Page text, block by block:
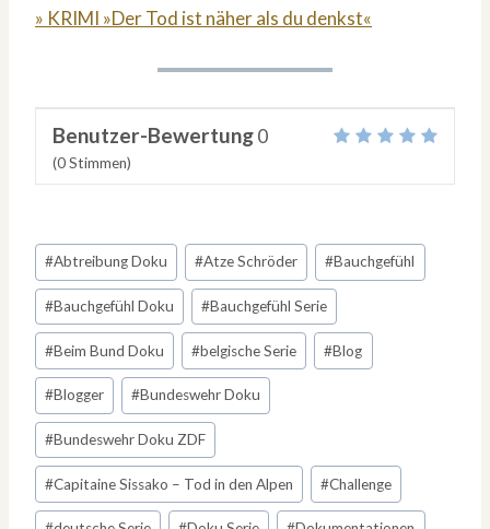
» KRIMI »Der Tod ist näher als du denkst«
Benutzer-Bewertung0
(0Stimmen)
Schlagworte:
#Abtreibung Doku #Atze Schröder #Bauchgefühl
#Bauchgefühl Doku #Bauchgefühl Serie
#Beim Bund Doku #belgische Serie #Blog
#Blogger #Bundeswehr Doku
#Bundeswehr Doku ZDF
#Capitaine Sissako – Tod in den Alpen #Challenge